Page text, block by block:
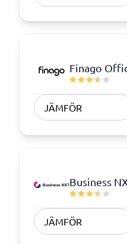
Finago
JÄMFÖR
Business
JÄMFÖR